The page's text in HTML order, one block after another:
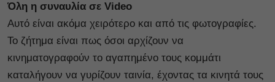
Όλη η συναυλία σε Video
Αυτό είναι ακόμα χειρότερο και από τις φωτογραφίες.
Το ζήτημα είναι πως όσοι αρχίζουν να
κινηματογραφούν το αγαπημένο τους κομμάτι
καταλήγουν να γυρίζουν ταινία, έχοντας τα κινητά τους